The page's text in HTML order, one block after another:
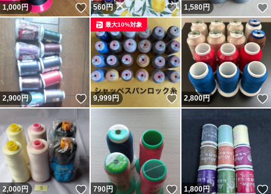
1,000円 いいね！
560円 いいね！
1,580円
2,900円 いいね！
9,999円 いいね！
最大10%対象
2,800円
2,000円 いいね！
790円 いいね！
1,800円